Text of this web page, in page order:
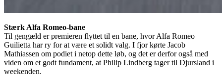
Stærk Alfa Romeo-bane
Til gengæld er premieren flyttet til en bane, hvor Alfa Romeo
Guilietta har ry for at være et solidt valg. I fjor kørte Jacob
Mathiassen om podiet i netop dette løb, og det er derfor også med
viden om et godt fundament, at Philip Lindberg tager til Djursland i
weekenden.